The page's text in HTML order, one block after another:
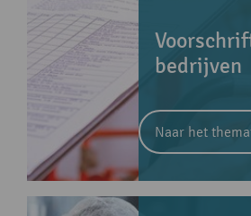
bedrijven
Naar het